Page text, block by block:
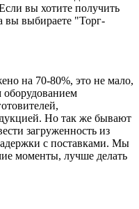
вы хотите получить
вы выбираете "Торг-
на 70-80%, это не мало,
Но так же бывают
загруженность из
с поставками. Мы
моменты, лучше делать